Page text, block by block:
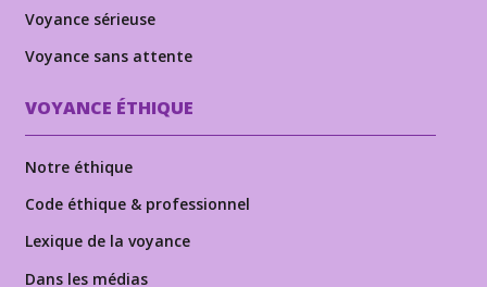
Voyance sérieuse
Voyance sans attente
VOYANCE ÉTHIQUE
Notre éthique
Code éthique & professionnel
Lexique de la voyance
Dans les médias